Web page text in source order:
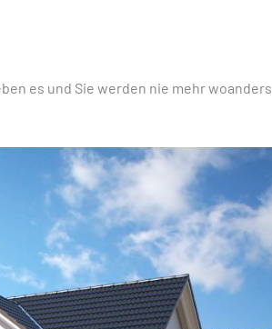
es und Sie werden nie mehr woanders